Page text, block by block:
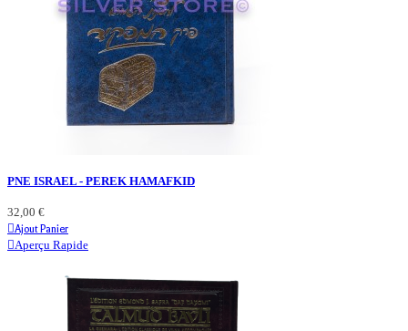
PNE ISRAEL - PEREK HAMAFKID
32,00 €
Ajout Panier
Aperçu Rapide